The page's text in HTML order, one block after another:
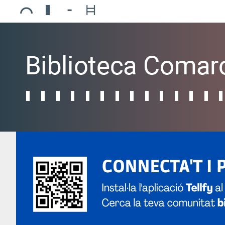
Ajuntament de Mollerussa
Biblioteca Comarcal Jaume Vila
Piscines de Mollerussa